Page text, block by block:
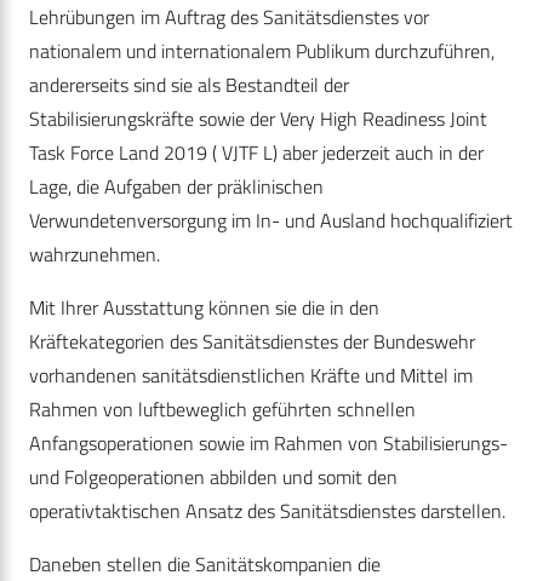
Lehrübungen im Auftrag des Sanitätsdienstes vor
nationalem und internationalem Publikum durchzuführen,
andererseits sind sie als Bestandteil der
Stabilisierungskräfte sowie der Very High Readiness Joint
Task Force Land 2019 ( VJTF L) aber jederzeit auch in der
Lage, die Aufgaben der präklinischen
Verwundetenversorgung im In- und Ausland hochqualifiziert
wahrzunehmen.
Mit Ihrer Ausstattung können sie die in den
Kräftekategorien des Sanitätsdienstes der Bundeswehr
vorhandenen sanitätsdienstlichen Kräfte und Mittel im
Rahmen von luftbeweglich geführten schnellen
Anfangsoperationen sowie im Rahmen von Stabilisierungs-
und Folgeoperationen abbilden und somit den
operativtaktischen Ansatz des Sanitätsdienstes darstellen.
Daneben stellen die Sanitätskompanien die